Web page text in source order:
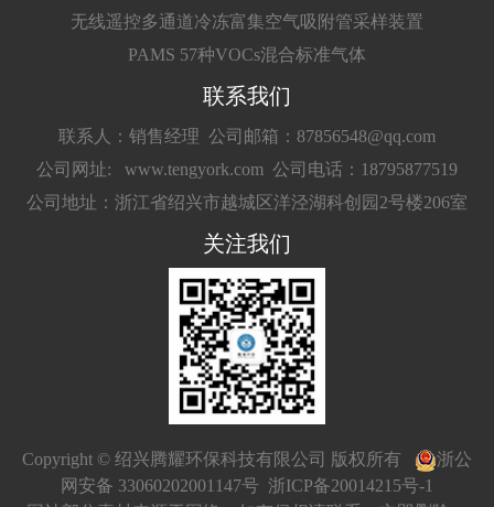
无线遥控多通道冷冻富集空气吸附管采样装置
PAMS 57种VOCs混合标准气体
联系我们
联系人：销售经理 公司邮箱：87856548@qq.com
公司网址: www.tengyork.com 公司电话：18795877519
公司地址：浙江省绍兴市越城区洋泾湖科创园2号楼206室
关注我们
Copyright © 绍兴腾耀环保科技有限公司 版权所有
浙公
网安备 33060202001147号 浙ICP备20014215号-1